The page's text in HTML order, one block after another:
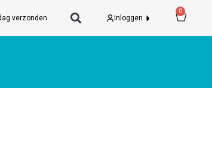
verzonden Inloggen
0